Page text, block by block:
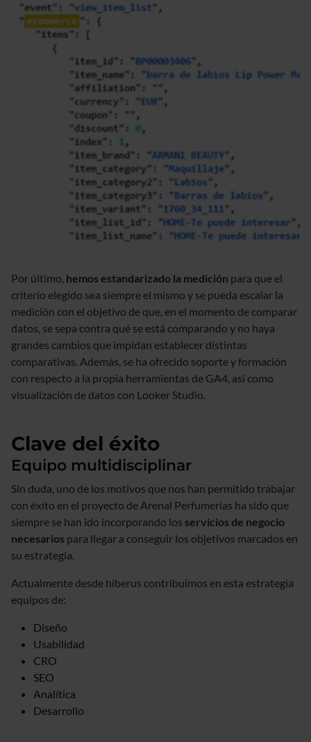
Por último, hemos estandarizado la medición para que el
criterio elegido sea siempre el mismo y se pueda escalar la
medición con el objetivo de que, en el momento de comparar
datos, se sepa contra qué se está comparando y no haya
grandes cambios que impidan establecer distintas
comparativas. Además, se ha ofrecido soporte y formación
con respecto a la propia herramientas de GA4, así como
visualización de datos con Looker Studio.
Clave del éxito
Equipo multidisciplinar
Sin duda, uno de los motivos que nos han permitido trabajar
con éxito en el proyecto de Arenal Perfumerías ha sido que
siempre se han ido incorporando los servicios de negocio
necesarios para llegar a conseguir los objetivos marcados en
su estrategia.
Actualmente desde hiberus contribuimos en esta estrategia
equipos de:
Diseño
Usabilidad
CRO
SEO
Analítica
Desarrollo